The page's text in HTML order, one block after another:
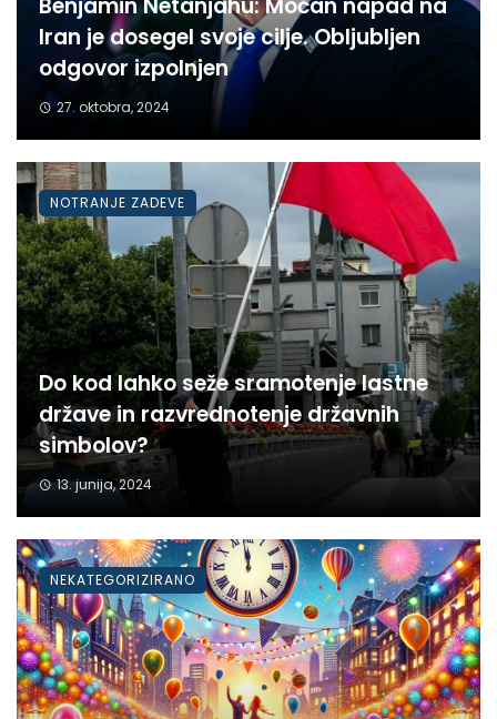
Benjamin Netanjahu: Močan napad na
Iran je dosegel svoje cilje. Obljubljen
odgovor izpolnjen
27. oktobra, 2024
Do kod lahko seže sramotenje lastne
države in razvrednotenje državnih
simbolov?
13. junija, 2024
NOTRANJE ZADEVE
NEKATEGORIZIRANO